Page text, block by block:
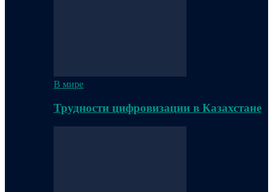
В мире
Трудности цифровизации в Казахстане